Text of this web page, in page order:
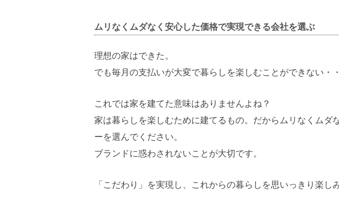
ムリなくムダなく安心した価格で実現できる会社を選ぶ
理想の家はできた。
でも毎月の支払いが大変で暮らしを楽しむことができない・・
これでは家を建てた意味はありませんよね？
家は暮らしを楽しむために建てるもの。だからムリなくム
ーを選んでください。
ブランドに惑わされないことが大切です。
「こだわり」を実現し、これからの暮らしを思いっきり楽